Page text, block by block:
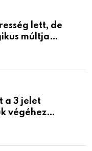
lett, de
múltja
a 3 jelet
végéhez